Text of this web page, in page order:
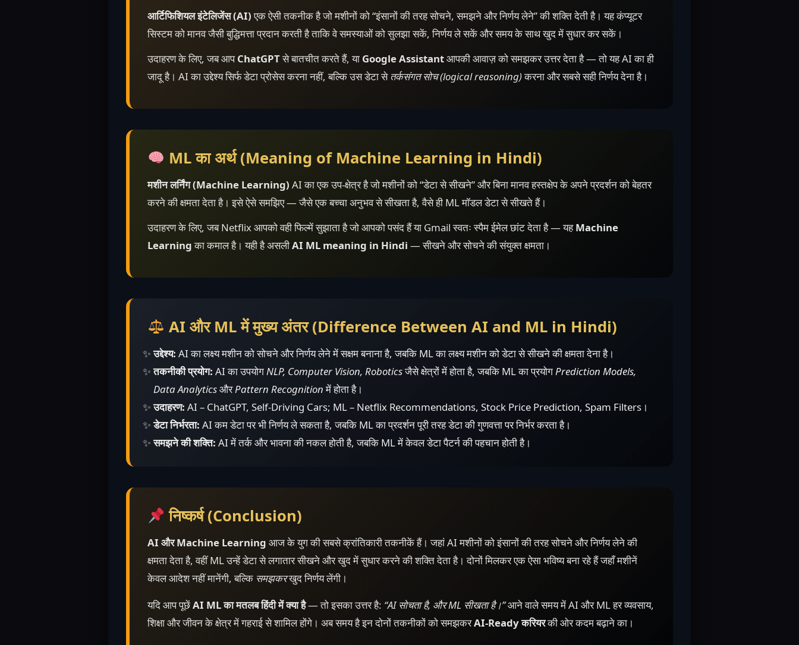
आर्टिफिशियल इंटेलिजेंस (AI)एक ऐसी तकनीक है जो मशीनों को “इंसानों की तरह सोचने, समझने और निर्णय लेने” की शक्ति देती है। यह कंप्यूटर
सिस्टम को मानव जैसी बुद्धिमत्ता प्रदान करती है ताकि वे समस्याओं को सुलझा सकें, निर्णय ले सकें और समय के साथ खुद में सुधार कर सकें।
उदाहरण के लिए, जब आपChatGPTसे बातचीत करते हैं, या Google Assistantआपकी आवाज़ को समझकर उत्तर देता है — तो यह AI का ही
जादू है। AI का उद्देश्य सिर्फ डेटा प्रोसेस करना नहीं, बल्कि उस डेटा से तर्कसंगत सोच (logical reasoning)करना और सबसे सही निर्णय देना है।
ML का अर्थ (Meaning of Machine Learning in Hindi)
मशीन लर्निंग (Machine Learning) AI का एक उप-क्षेत्र है जो मशीनों को “डेटा से सीखने” और बिना मानव हस्तक्षेप के अपने प्रदर्शन को बेहतर
करने की क्षमता देता है। इसे ऐसे समझिए — जैसे एक बच्चा अनुभव से सीखता है, वैसे ही ML मॉडल डेटा से सीखते हैं।
उदाहरण के लिए, जब Netflix आपको वही फिल्में सुझाता है जो आपको पसंद हैं या Gmail स्वतः स्पैम ईमेल छांट देता है — यहMachine
Learningका कमाल है। यही है असलीAI ML meaning in Hindi — सीखने और सोचने की संयुक्त क्षमता।
AI और ML में मुख्य अंतर (Difference Between AI and ML in Hindi)
उद्देश्य: AI का लक्ष्य मशीन को सोचने और निर्णय लेने में सक्षम बनाना है, जबकि ML का लक्ष्य मशीन को डेटा से सीखने की क्षमता देना है।
तकनीकी प्रयोग: AI का उपयोगNLP, Computer Vision, Roboticsजैसे क्षेत्रों में होता है, जबकि ML का प्रयोगPrediction Models,
Data AnalyticsऔरPattern Recognitionमें होता है।
उदाहरण: AI – ChatGPT, Self-Driving Cars; ML – Netflix Recommendations, Stock Price Prediction, Spam Filters।
डेटा निर्भरता: AI कम डेटा पर भी निर्णय ले सकता है, जबकि ML का प्रदर्शन पूरी तरह डेटा की गुणवत्ता पर निर्भर करता है।
समझने की शक्ति: AI में तर्क और भावना की नकल होती है, जबकि ML में केवल डेटा पैटर्न की पहचान होती है।
निष्कर्ष (Conclusion)
AI और Machine Learning आज के युग की सबसे क्रांतिकारी तकनीकें हैं। जहां AI मशीनों को इंसानों की तरह सोचने और निर्णय लेने की
क्षमता देता है, वहीं ML उन्हें डेटा से लगातार सीखने और खुद में सुधार करने की शक्ति देता है। दोनों मिलकर एक ऐसा भविष्य बना रहे हैं जहाँ मशीनें
केवल आदेश नहीं मानेंगी, बल्कि समझकरखुद निर्णय लेंगी।
यदि आप पूछेंAI ML का मतलब हिंदी में क्या है— तो इसका उत्तर है: “AI सोचता है, और ML सीखता है।”आने वाले समय में AI और ML हर व्यवसाय,
शिक्षा और जीवन के क्षेत्र में गहराई से शामिल होंगे। अब समय है इन दोनों तकनीकों को समझकरAI-Ready करियरकी ओर कदम बढ़ाने का।